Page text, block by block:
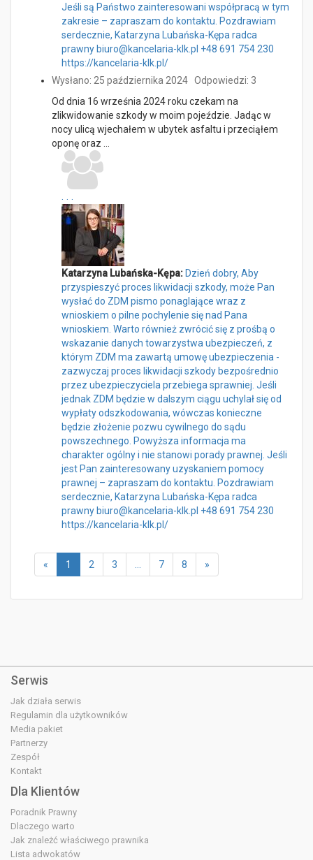
Jeśli są Państwo zainteresowani współpracą w tym
zakresie – zapraszam do kontaktu. Pozdrawiam
serdecznie, Katarzyna Lubańska-Kępa radca
prawny biuro@kancelaria-klk.pl +48 691 754 230
https://kancelaria-klk.pl/
Wysłano: 25 października 2024 Odpowiedzi: 3
Od dnia 16 września 2024 roku czekam na
zlikwidowanie szkody w moim pojeździe. Jadąc w
nocy ulicą wjechałem w ubytek asfaltu i przeciąłem
oponę oraz …
Katarzyna Lubańska-Kępa:Dzień dobry, Aby
przyspieszyć proces likwidacji szkody, może Pan
wysłać do ZDM pismo ponaglające wraz z
wnioskiem o pilne pochylenie się nad Pana
wnioskiem. Warto również zwrócić się z prośbą o
wskazanie danych towarzystwa ubezpieczeń, z
którym ZDM ma zawartą umowę ubezpieczenia -
zazwyczaj proces likwidacji szkody bezpośrednio
przez ubezpieczyciela przebiega sprawniej. Jeśli
jednak ZDM będzie w dalszym ciągu uchylał się od
wypłaty odszkodowania, wówczas konieczne
będzie złożenie pozwu cywilnego do sądu
powszechnego. Powyższa informacja ma
charakter ogólny i nie stanowi porady prawnej. Jeśli
jest Pan zainteresowany uzyskaniem pomocy
prawnej – zapraszam do kontaktu. Pozdrawiam
serdecznie, Katarzyna Lubańska-Kępa radca
prawny biuro@kancelaria-klk.pl +48 691 754 230
https://kancelaria-klk.pl/
« 1 2 3 7 8 »
Serwis
Jak działa serwis
Regulamin dla użytkowników
Media pakiet
Partnerzy
Zespół
Kontakt
Dla Klientów
Poradnik Prawny
Dlaczego warto
Jak znależć właściwego prawnika
Lista adwokatów